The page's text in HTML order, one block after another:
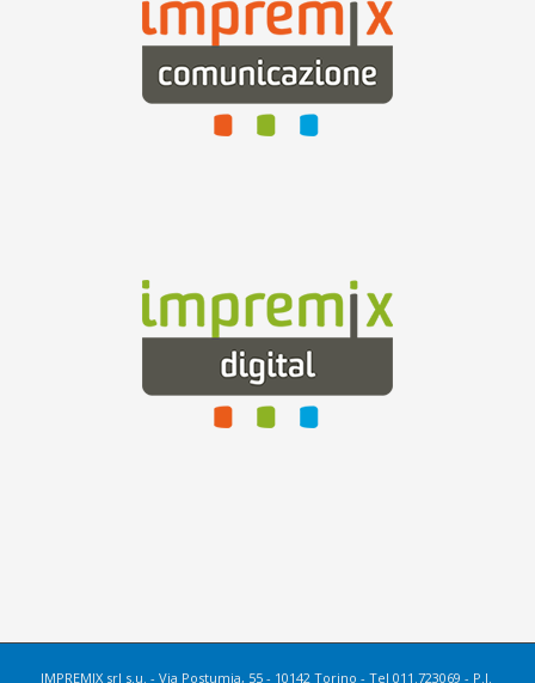
IMPREMIX srl s.u. - Via Postumia, 55 - 10142 Torino - Tel 011.723069 - P.I.